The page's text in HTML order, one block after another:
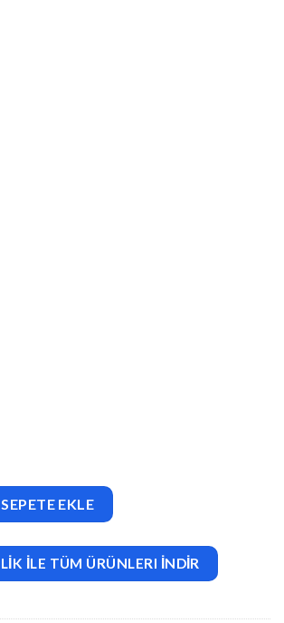
theme for creative stuff adet
SEPETE EKLE
İLE TÜM ÜRÜNLERI İNDİR